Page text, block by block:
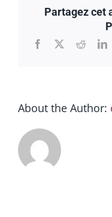
Partagez cet
Facebook
X Reddit
About the Author: